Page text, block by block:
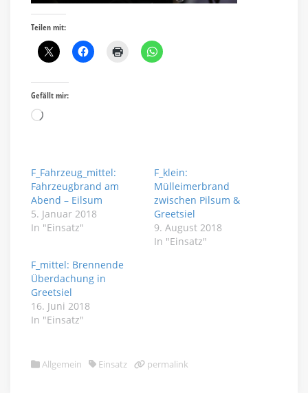
Teilen mit:
Gefällt mir:
Wird
F_Fahrzeug_mittel:
Fahrzeugbrand am
Abend – Eilsum
5. Januar 2018
In "Einsatz"
F_klein:
Mülleimerbrand
zwischen Pilsum &
Greetsiel
9. August 2018
In "Einsatz"
F_mittel: Brennende
Überdachung in
Greetsiel
16. Juni 2018
In "Einsatz"
Allgemein Einsatz permalink